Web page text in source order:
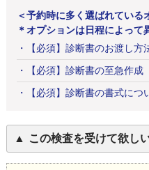
＜予約時に多く選ばれている
＊オプションは日程によって
・
【必須】診断書のお渡し方
・
【必須】診断書の至急作成
・
【必須】診断書の書式につ
この検査を受けて欲し